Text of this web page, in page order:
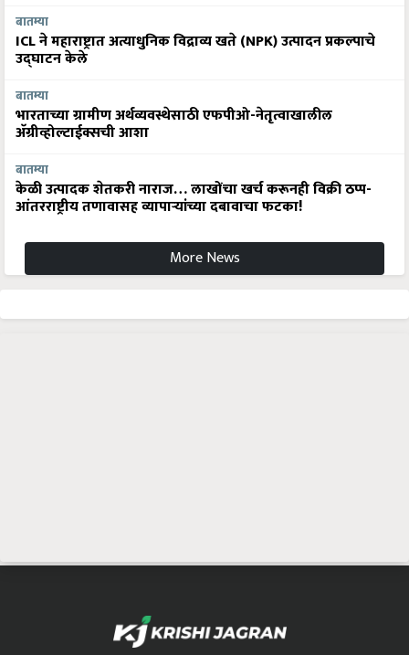
बातम्या
ICL ने महाराष्ट्रात अत्याधुनिक विद्राव्य खते (NPK) उत्पादन प्रकल्पाचे
उद्घाटन केले
बातम्या
भारताच्या ग्रामीण अर्थव्यवस्थेसाठी एफपीओ-नेतृत्वाखालील
अ‍ॅग्रीव्होल्टाईक्सची आशा
बातम्या
केळी उत्पादक शेतकरी नाराज… लाखोंचा खर्च करूनही विक्री ठप्प-
आंतरराष्ट्रीय तणावासह व्यापाऱ्यांच्या दबावाचा फटका!
More News